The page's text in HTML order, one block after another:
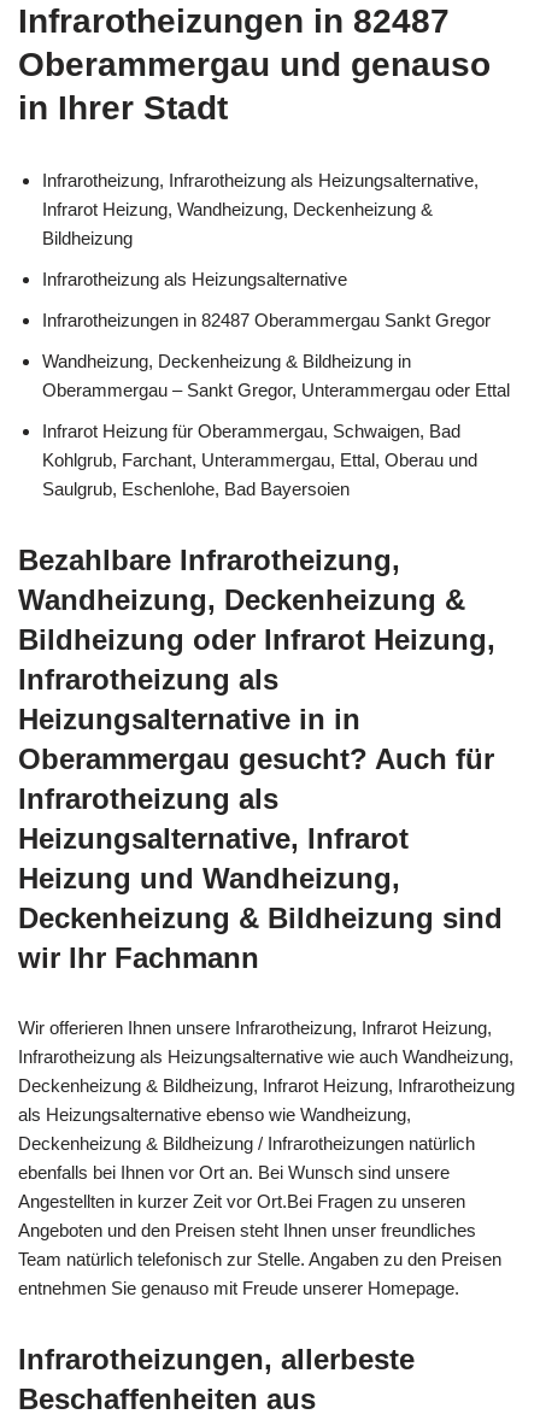
Infrarotheizungen in 82487
Oberammergau und genauso
in Ihrer Stadt
Infrarotheizung, Infrarotheizung als Heizungsalternative,
Infrarot Heizung, Wandheizung, Deckenheizung &
Bildheizung
Infrarotheizung als Heizungsalternative
Infrarotheizungen in 82487 Oberammergau Sankt Gregor
Wandheizung, Deckenheizung & Bildheizung in
Oberammergau – Sankt Gregor, Unterammergau oder Ettal
Infrarot Heizung für Oberammergau, Schwaigen, Bad
Kohlgrub, Farchant, Unterammergau, Ettal, Oberau und
Saulgrub, Eschenlohe, Bad Bayersoien
Bezahlbare Infrarotheizung,
Wandheizung, Deckenheizung &
Bildheizung oder Infrarot Heizung,
Infrarotheizung als
Heizungsalternative in in
Oberammergau gesucht? Auch für
Infrarotheizung als
Heizungsalternative, Infrarot
Heizung und Wandheizung,
Deckenheizung & Bildheizung sind
wir Ihr Fachmann
Wir offerieren Ihnen unsere Infrarotheizung, Infrarot Heizung,
Infrarotheizung als Heizungsalternative wie auch Wandheizung,
Deckenheizung & Bildheizung, Infrarot Heizung, Infrarotheizung
als Heizungsalternative ebenso wie Wandheizung,
Deckenheizung & Bildheizung / Infrarotheizungen natürlich
ebenfalls bei Ihnen vor Ort an. Bei Wunsch sind unsere
Angestellten in kurzer Zeit vor Ort.Bei Fragen zu unseren
Angeboten und den Preisen steht Ihnen unser freundliches
Team natürlich telefonisch zur Stelle. Angaben zu den Preisen
entnehmen Sie genauso mit Freude unserer Homepage.
Infrarotheizungen, allerbeste
Beschaffenheiten aus